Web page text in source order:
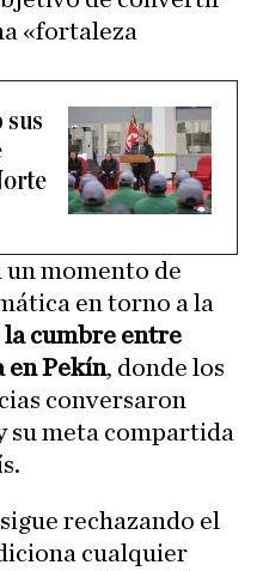
«fortaleza
sus
momento de
en torno a la
cumbre entre
en Pekín, donde los
conversaron
su meta compartida
rechazando el
cualquier